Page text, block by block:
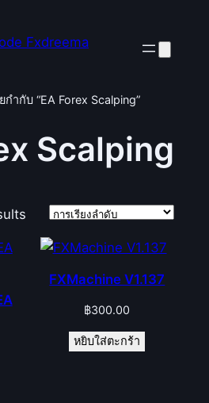
ำกับ “EA Forex Scalping”
Scalping
FXMachine V1.137
฿300.00
หยิบใส่ตะกร้า